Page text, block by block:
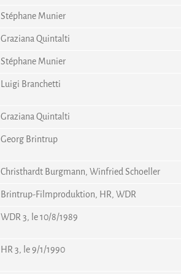
Stéphane Munier
Graziana Quintalti
Stéphane Munier
Luigi Branchetti
Graziana Quintalti
Georg Brintrup
Christhardt Burgmann, Winfried Schoeller
Brintrup-Filmproduktion, HR, WDR
WDR 3, le 10/8/1989
HR 3, le 9/1/1990